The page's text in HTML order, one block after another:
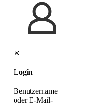
✕
Login
Benutzername
oder E-Mail-